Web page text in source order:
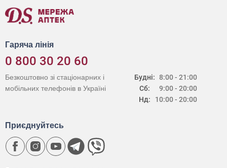
Гаряча лінія
0 800 30 20 60
Будні:
Сб:
Нд:
8:00 - 21:00
9:00 - 20:00
10:00 - 20:00
Безкоштовно зі стаціонарних і
мобільних телефонів в Україні
Приєднуйтесь